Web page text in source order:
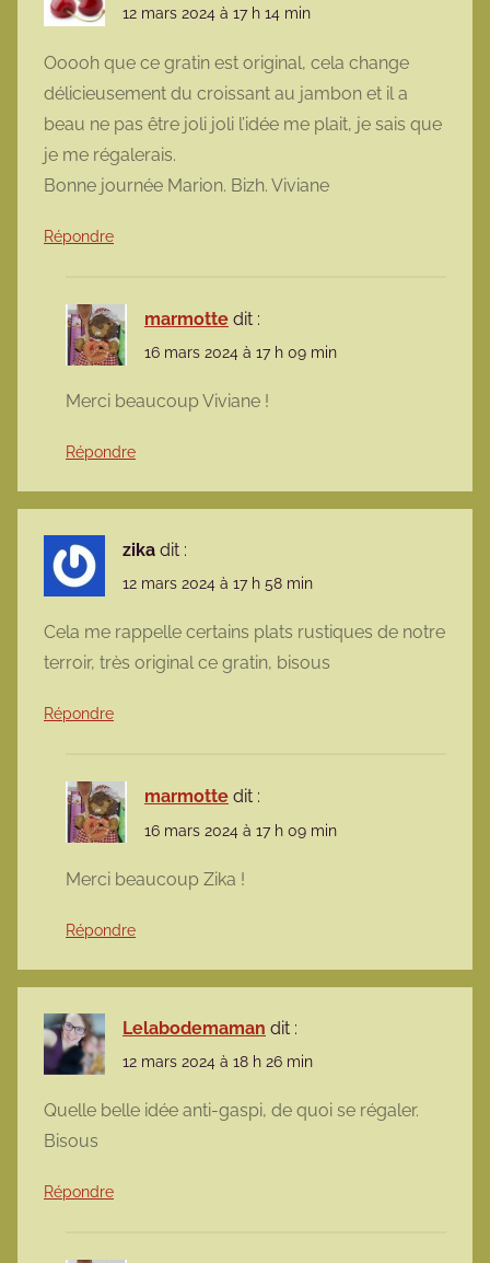
12 mars 2024 à 17 h 14 min
Ooooh que ce gratin est original, cela change
délicieusement du croissant au jambon et il a
beau ne pas être joli joli l’idée me plait, je sais que
je me régalerais.
Bonne journée Marion. Bizh. Viviane
Répondre
marmotte dit :
16 mars 2024 à 17 h 09 min
Merci beaucoup Viviane !
Répondre
zika dit :
12 mars 2024 à 17 h 58 min
Cela me rappelle certains plats rustiques de notre
terroir, très original ce gratin, bisous
Répondre
marmotte dit :
16 mars 2024 à 17 h 09 min
Merci beaucoup Zika !
Répondre
Lelabodemaman dit :
12 mars 2024 à 18 h 26 min
Quelle belle idée anti-gaspi, de quoi se régaler.
Bisous
Répondre